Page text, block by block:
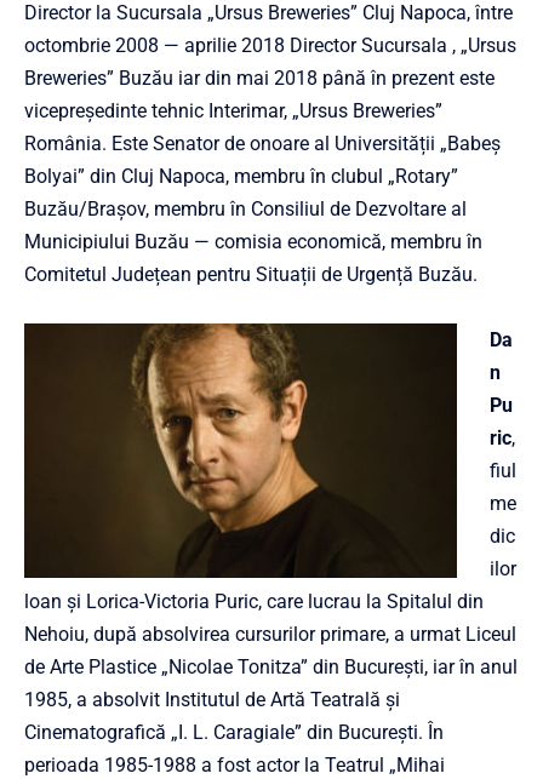
Director la Sucursala „Ursus Breweries” Cluj Napoca, între
octombrie 2008 — aprilie 2018 Director Sucursala , „Ursus
Breweries” Buzău iar din mai 2018 până în prezent este
vicepreşedinte tehnic Interimar, „Ursus Breweries”
România. Este Senator de onoare al Universității „Babeş
Bolyai” din Cluj Napoca, membru în clubul „Rotary”
Buzău/Braşov, membru în Consiliul de Dezvoltare al
Municipiului Buzău — comisia economică, membru în
Comitetul Județean pentru Situații de Urgență Buzău.
Da
n
Pu
ric,
fiul
me
dic
ilor
loan şi Lorica-Victoria Puric, care lucrau la Spitalul din
Nehoiu, după absolvirea cursurilor primare, a urmat Liceul
de Arte Plastice „Nicolae Tonitza” din Bucureşti, iar în anul
1985, a absolvit Institutul de Artă Teatrală şi
Cinematografică „I. L. Caragiale” din Bucureşti. În
perioada 1985-1988 a fost actor la Teatrul „Mihai